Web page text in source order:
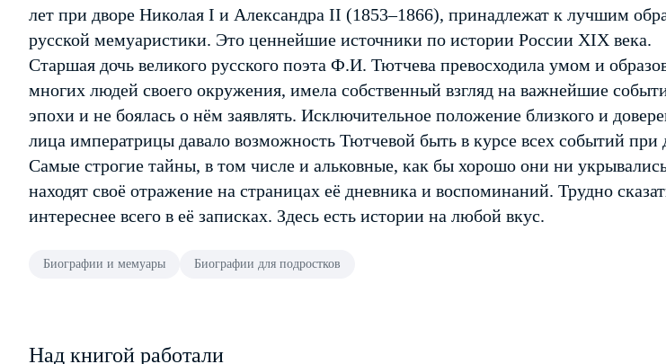
лет при дворе Николая I и Александра II (1853–1866), принадлежат к лучшим
русской мемуаристики. Это ценнейшие источники по истории России XIX века.
Старшая дочь великого русского поэта Ф.И. Тютчева превосходила умом и
многих людей своего окружения, имела собственный взгляд на важнейшие
эпохи и не боялась о нём заявлять. Исключительное положение близкого и
лица императрицы давало возможность Тютчевой быть в курсе всех событий при
Самые строгие тайны, в том числе и альковные, как бы хорошо они ни
находят своё отражение на страницах её дневника и воспоминаний. Трудно
интереснее всего в её записках. Здесь есть истории на любой вкус.
Биографии и мемуары Биографии для подростков
Над книгой работали